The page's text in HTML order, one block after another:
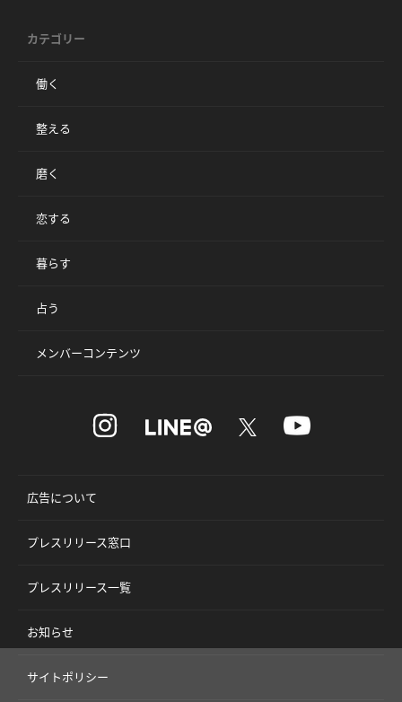
カテゴリー
働く
整える
磨く
恋する
暮らす
占う
メンバーコンテンツ
広告について
プレスリリース窓口
プレスリリース一覧
お知らせ
サイトポリシー